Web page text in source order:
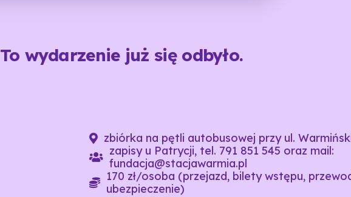
To wydarzenie już się odbyło.
zbiórka na pętli autobusowej przy ul.
zapisy u Patrycji, tel. 791 851 545 oraz mail:
fundacja@stacjawarmia.pl
170 zł/osoba (przejazd, bilety wstępu,
ubezpieczenie)